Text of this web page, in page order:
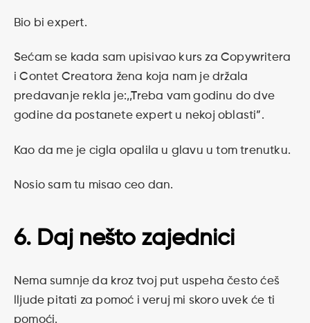
Bio bi expert.
Sećam se kada sam upisivao kurs za Copywritera
i Contet Creatora žena koja nam je držala
predavanje rekla je:,,Treba vam godinu do dve
godine da postanete expert u nekoj oblasti”.
Kao da me je cigla opalila u glavu u tom trenutku.
Nosio sam tu misao ceo dan.
6. Daj nešto zajednici
Nema sumnje da kroz tvoj put uspeha često ćeš
lljude pitati za pomoć i veruj mi skoro uvek će ti
pomoći.